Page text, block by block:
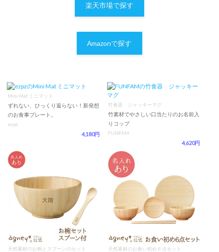
楽天市場で探す
Amazonで探す
Mini Mat ミニマット
ずれない、ひっくり返らない！新発想
のお食事プレート。
ezpz
4,180円
竹食器 ジャッキーマグ
竹素材でやさしい口当たりのお名前入
りコップ
FUNFAM
4,620円
天然素材のお椀とスプーンのセット 天然素材のお食い初め６点セット